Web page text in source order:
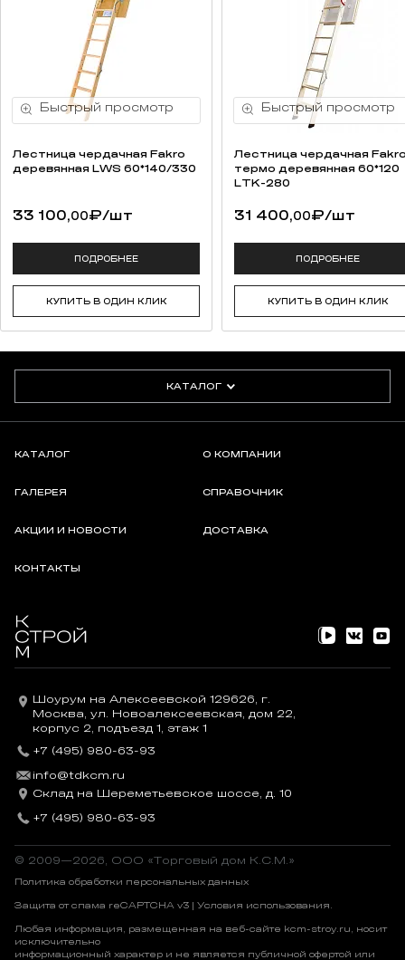
Лестница чердачная Fakro
деревянная LWS 60*140/330
33 100,00₽/шт
ПОДРОБНЕЕ
КУПИТЬ В ОДИН КЛИК
Лестница чердачная
термо деревянная 60*120
LTK-280
31 400,00₽/шт
ПОДРОБНЕЕ
КУПИТЬ В ОДИН КЛИК
КАТАЛОГ
КАТАЛОГ О КОМПАНИИ
ГАЛЕРЕЯ СПРАВОЧНИК
АКЦИИ И НОВОСТИ ДОСТАВКА
КОНТАКТЫ
Шоурум на Алексеевской 129626, г.
Москва, ул. Новоалексеевская, дом 22,
корпус 2, подъезд 1, этаж 1
+7 (495) 980-63-93
info@tdkcm.ru
Склад на Шереметьевское шоссе, д. 10
+7 (495) 980-63-93
© 2009—2026, OOO «Торговый дом К.С.М.»
Политика обработки персональных данных
Защита от спама reCAPTCHA v3 | Условия использования.
Любая информация, размещенная на веб-сайте kcm-stroy.ru, носит
исключительно
информационный характер и не является публичной офертой или